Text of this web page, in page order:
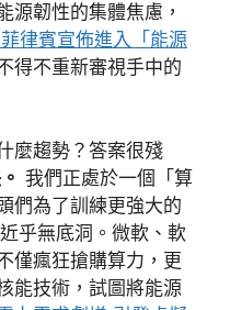
源韌性的集體焦慮，
律賓宣佈進入「能源
得不重新審視手中的
麼趨勢？答案很殘
我們正處於一個「算
們為了訓練更強大的
乎無底洞。微軟、軟
僅瘋狂搶購算力，更
能技術，試圖將能源